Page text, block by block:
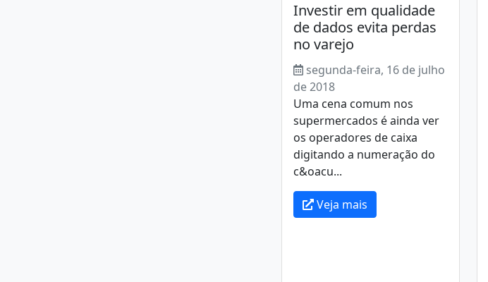
Investir em qualidade
de dados evita perdas
no varejo
segunda-feira, 16 de julho
de 2018
Uma cena comum nos
supermercados é ainda ver
os operadores de caixa
digitando a numeração do
c&oacu...
Veja mais